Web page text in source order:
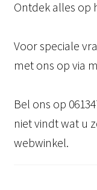
Ontdek alles op
Voor speciale
met ons op via
Bel ons op
niet vindt wat u
webwinkel.